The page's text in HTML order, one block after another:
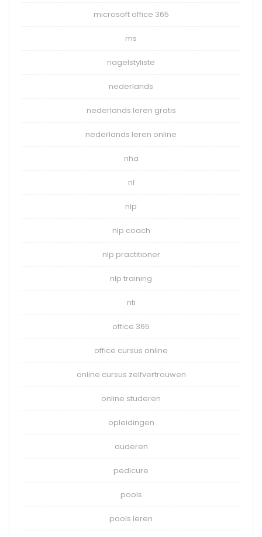
microsoft office 365
ms
nagelstyliste
nederlands
nederlands leren gratis
nederlands leren online
nha
nl
nlp
nlp coach
nlp practitioner
nlp training
nti
office 365
office cursus online
online cursus zelfvertrouwen
online studeren
opleidingen
ouderen
pedicure
pools
pools leren